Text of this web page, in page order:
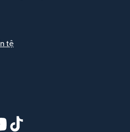
tệ
sổ mới)
cửa sổ mới)
trong cửa sổ mới)
(mở trong cửa sổ mới)